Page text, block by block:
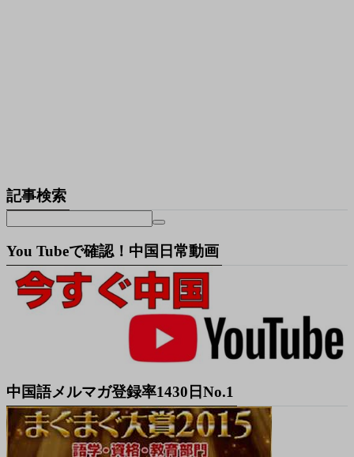
記事検索
You Tubeで確認！中国日常動画
中国語メルマガ登録率1430日No.1